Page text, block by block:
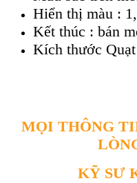
Hiển thị màu :
Kết thúc : bán
Kích thước
MỌI THÔNG
KỸ SƯ